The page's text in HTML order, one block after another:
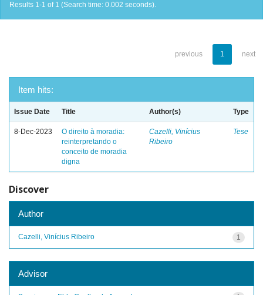
Results 1-1 of 1 (Search time: 0.002 seconds).
previous 1 next
Item hits:
Issue Date Title Author(s) Type
8-Dec-2023
O direito à moradia:
reinterpretando o
conceito de moradia
digna
Cazelli, Vinícius
Ribeiro
Tese
Discover
Author
1
Cazelli, Vinícius Ribeiro
Advisor